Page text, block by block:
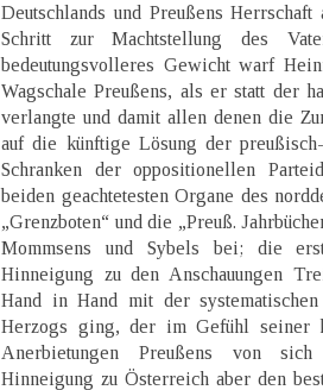
Deutschlands und Preußens
Schritt zur Machtstellung des
bedeutungsvolleres Gewicht warf
Wagschale Preußens, als er statt der
verlangte und damit allen denen die
auf die künftige Lösung der
Schranken der oppositionellen
beiden geachtetesten Organe des
„Grenzboten“ und die „Preuß.
Mommsens und Sybels bei; die
Hinneigung zu den Anschauungen
Hand in Hand mit der
Herzogs ging, der im Gefühl seiner
Anerbietungen Preußens von
Hinneigung zu Österreich aber den